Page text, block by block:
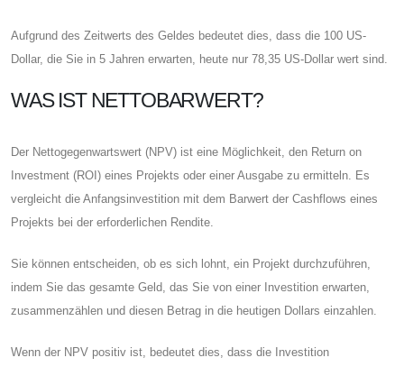
Aufgrund des Zeitwerts des Geldes bedeutet dies, dass die 100 US-
Dollar, die Sie in 5 Jahren erwarten, heute nur 78,35 US-Dollar wert sind.
WAS IST NETTOBARWERT?
Der Nettogegenwartswert (NPV) ist eine Möglichkeit, den Return on
Investment (ROI) eines Projekts oder einer Ausgabe zu ermitteln. Es
vergleicht die Anfangsinvestition mit dem Barwert der Cashflows eines
Projekts bei der erforderlichen Rendite.
Sie können entscheiden, ob es sich lohnt, ein Projekt durchzuführen,
indem Sie das gesamte Geld, das Sie von einer Investition erwarten,
zusammenzählen und diesen Betrag in die heutigen Dollars einzahlen.
Wenn der NPV positiv ist, bedeutet dies, dass die Investition